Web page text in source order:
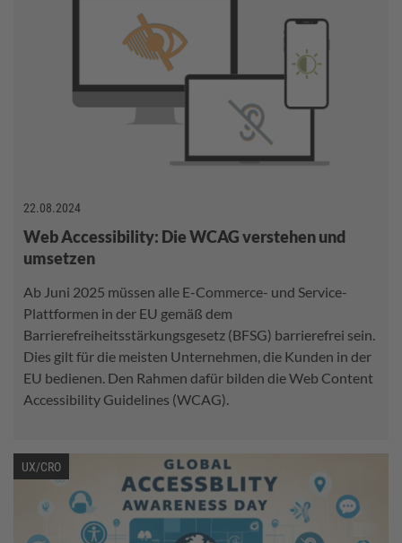
22.08.2024
Web Accessibility: Die WCAG verstehen und
umsetzen
Ab Juni 2025 müssen alle E-Commerce- und Service-
Plattformen in der EU gemäß dem
Barrierefreiheitsstärkungsgesetz (BFSG) barrierefrei sein.
Dies gilt für die meisten Unternehmen, die Kunden in der
EU bedienen. Den Rahmen dafür bilden die Web Content
Accessibility Guidelines (WCAG).
UX/CRO